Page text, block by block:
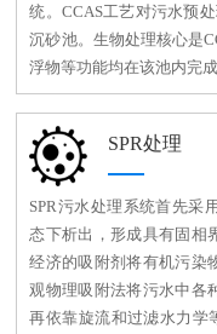
统。CCAS工艺对污水预
沉砂池。生物处理核心是
浮物等功能均在该池内完
SPR处理
SPR污水处理系统首先采
态下析出，形成具有固相
经济的吸附剂将有机污染
观物理吸附法将污水中各
再依靠旋流和过滤水力学